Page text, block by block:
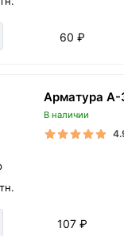
60 ₽
Арматура
В наличии
107 ₽